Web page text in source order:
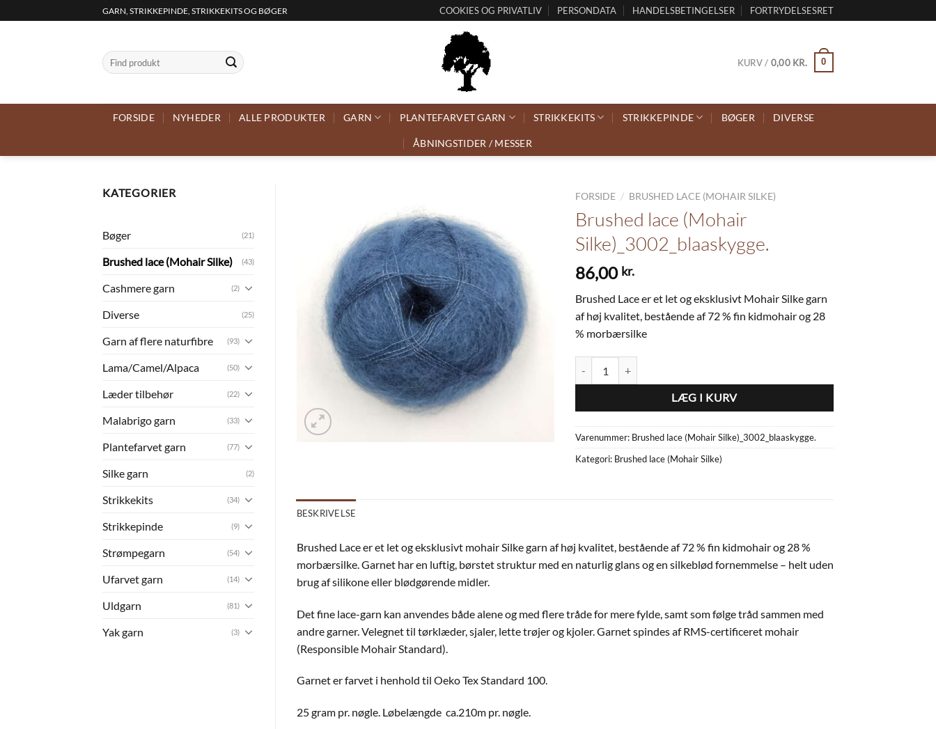
til
GARN, STRIKKEPINDE, STRIKKEKITS OG BØGER COOKIES OG PRIVATLIV PERSONDATA HANDELSBETINGELSER FORTRYDELSESRET
Søg
efter:
KURV / 0,00 KR. 0
FORSIDE NYHEDER ALLE PRODUKTER GARN PLANTEFARVET GARN STRIKKEKITS STRIKKEPINDE BØGER DIVERSE
ÅBNINGSTIDER / MESSER
KATEGORIER
Bøger (21)
Brushed lace (Mohair Silke) (43)
Cashmere garn (2)
Diverse (25)
Garn af flere naturfibre (93)
Lama/Camel/Alpaca (50)
Læder tilbehør (22)
Malabrigo garn (33)
Plantefarvet garn (77)
Silke garn (2)
Strikkekits (34)
Strikkepinde (9)
Strømpegarn (54)
Ufarvet garn (14)
Uldgarn (81)
Yak garn (3)
FORSIDE / BRUSHED LACE (MOHAIR SILKE)
Brushed lace (Mohair
Silke)_3002_blaaskygge.
86,00 kr.
Brushed Lace er et let og eksklusivt Mohair Silke garn
af høj kvalitet, bestående af 72 % fin kidmohair og 28
% morbærsilke
LÆG I KURV
Varenummer: Brushed lace (Mohair Silke)_3002_blaaskygge.
Kategori: Brushed lace (Mohair Silke)
BESKRIVELSE
Brushed Lace er et let og eksklusivt mohair Silke garn af høj kvalitet, bestående af 72 % fin kidmohair og 28 %
morbærsilke. Garnet har en luftig, børstet struktur med en naturlig glans og en silkeblød fornemmelse – helt uden
brug af silikone eller blødgørende midler.
Det fine lace-garn kan anvendes både alene og med flere tråde for mere fylde, samt som følge tråd sammen med
andre garner. Velegnet til tørklæder, sjaler, lette trøjer og kjoler. Garnet spindes af RMS-certificeret mohair
(Responsible Mohair Standard).
Garnet er farvet i henhold til Oeko Tex Standard 100.
25 gram pr. nøgle. Løbelængde ca.210m pr. nøgle.